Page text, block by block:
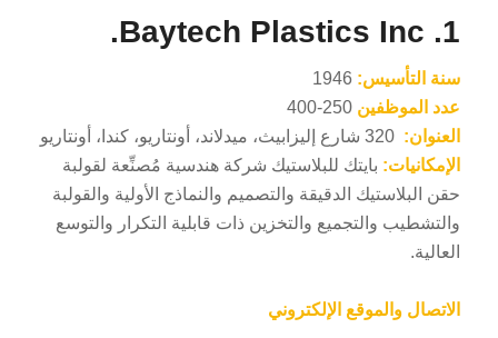
1. Baytech Plastics Inc.
سنة التأسيس:
عدد الموظفين
العنوان:
الإمكانيات: بايتك للبلاستيك شركة هندسية مُصنِّعة لقولبة
حقن البلاستيك الدقيقة والتصميم والنماذج الأولية والقولبة
والتشطيب والتجميع والتخزين ذات قابلية التكرار والتوسع
العالية.
الاتصال والموقع الإلكتروني